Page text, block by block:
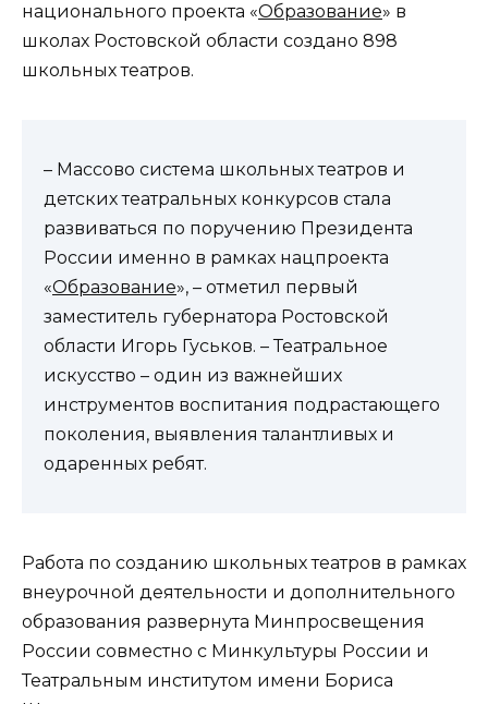
национального проекта «Образование» в
школах Ростовской области создано 898
школьных театров.
– Массово система школьных театров и
детских театральных конкурсов стала
развиваться по поручению Президента
России именно в рамках нацпроекта
«Образование», – отметил первый
заместитель губернатора Ростовской
области Игорь Гуськов. – Театральное
искусство – один из важнейших
инструментов воспитания подрастающего
поколения, выявления талантливых и
одаренных ребят.
Работа по созданию школьных театров в рамках
внеурочной деятельности и дополнительного
образования развернута Минпросвещения
России совместно с Минкультуры России и
Театральным институтом имени Бориса